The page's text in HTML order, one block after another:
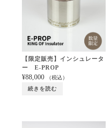
【限定販売】インシュレータ
ー E-PROP
¥88,000 （税込）
続きを読む